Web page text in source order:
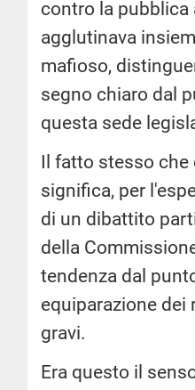
contro la pubblica
agglutinava
mafioso,
segno chiaro dal
questa sede
Il fatto stesso
significa, per
di un dibattito
della
tendenza dal
equiparazione
gravi.
Era questo il